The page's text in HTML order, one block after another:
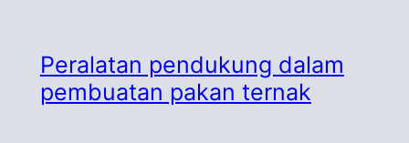
Peralatan pendukung dalam
pembuatan pakan ternak